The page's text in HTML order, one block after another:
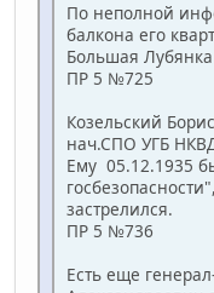
По неполной
балкона его
Большая
ПР 5 №725
Козельский
нач.СПО УГБ
Ему 05.12.1935
застрелился.
ПР 5 №736
Есть еще